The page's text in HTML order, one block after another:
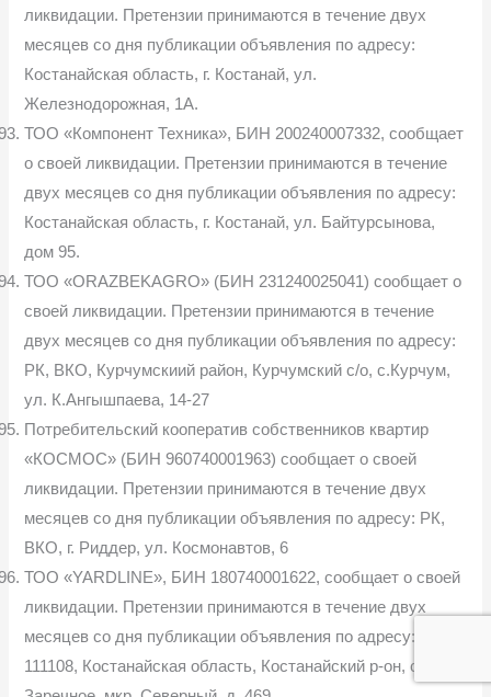
ликвидации. Претензии принимаются в течение двух
месяцев со дня публикации объявления по адресу:
Костанайская область, г. Костанай, ул.
Железнодорожная, 1А.
ТОО «Компонент Техника», БИН 200240007332, сообщает
о своей ликвидации. Претензии принимаются в течение
двух месяцев со дня публикации объявления по адресу:
Костанайская область, г. Костанай, ул. Байтурсынова,
дом 95.
ТОО «ORAZBEKAGRO» (БИН 231240025041) сообщает о
своей ликвидации. Претензии принимаются в течение
двух месяцев со дня публикации объявления по адресу:
РК, ВКО, Курчумскиий район, Курчумский с/о, с.Курчум,
ул. К.Ангышпаева, 14-27
Потребительский кооператив собственников квартир
«КОСМОС» (БИН 960740001963) сообщает о своей
ликвидации. Претензии принимаются в течение двух
месяцев со дня публикации объявления по адресу: РК,
ВКО, г. Риддер, ул. Космонавтов, 6
ТОО «YARDLINE», БИН 180740001622, сообщает о своей
ликвидации. Претензии принимаются в течение двух
месяцев со дня публикации объявления по адресу:
111108, Костанайская область, Костанайский р-он, с.